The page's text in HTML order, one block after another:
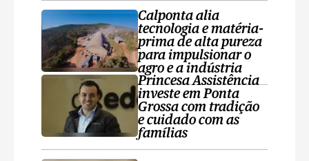
Calponta alia
tecnologia e matéria-
prima de alta pureza
para impulsionar o
agro e a indústria
Princesa Assistência
investe em Ponta
Grossa com tradição
e cuidado com as
famílias